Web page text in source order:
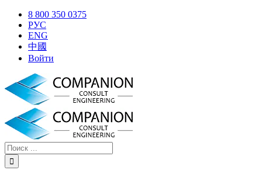
Skip
content
Facebook
YouTube
Instagram8 800 350 0375
РУС
ENG
中國
Войти
Результат
поиска: